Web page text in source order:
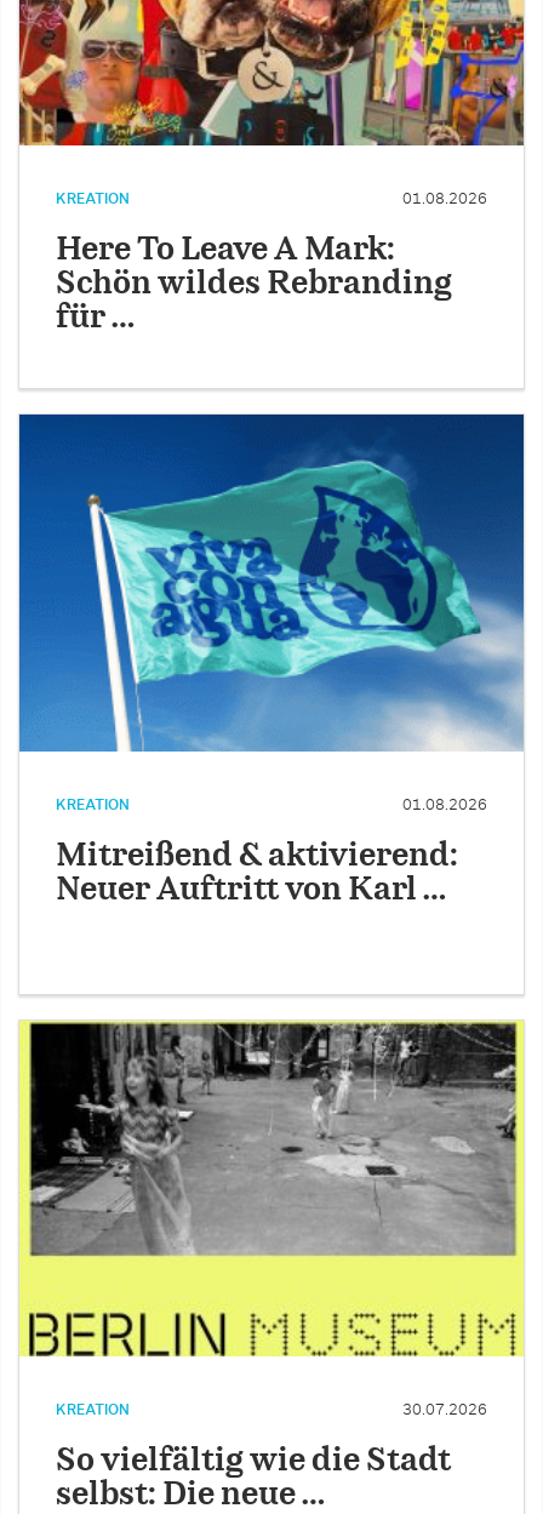
KREATION 01.08.2026
Here To Leave A Mark:
Schön wildes Rebranding
für …
KREATION 01.08.2026
Mitreißend & aktivierend:
Neuer Auftritt von Karl …
KREATION 30.07.2026
So vielfältig wie die Stadt
selbst: Die neue …